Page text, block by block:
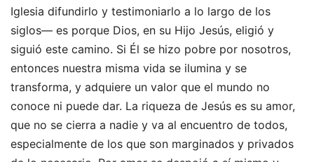
Iglesia difundirlo y testimoniarlo a lo largo de los
siglos— es porque Dios, en su Hijo Jesús, eligió y
siguió este camino. Si Él se hizo pobre por nosotros,
entonces nuestra misma vida se ilumina y se
transforma, y adquiere un valor que el mundo no
conoce ni puede dar. La riqueza de Jesús es su amor,
que no se cierra a nadie y va al encuentro de todos,
especialmente de los que son marginados y privados